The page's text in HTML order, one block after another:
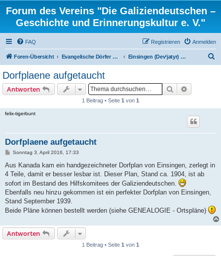
Forum des Vereins "Die Galiziendeutschen –
Geschichte und Erinnerungskultur e. V."
FAQ Anmelden
Registrieren
Foren-Übersicht Evangelische Dörfer und ortsbezogene Familienforschung Einsingen (Dev‘jatyr) Lubaczów / Polen
Dorfplaene aufgetaucht
Antworten Suche
1 Beitrag • Seite 1 von 1
felix-tigerbunt
Dorfplaene aufgetaucht
B
r
a
g
Sonntag 3. April 2016, 17:33
Aus Kanada kam ein handgezeichneter Dorfplan von Einsingen, zerlegt in
4 Teile, damit er besser lesbar ist. Dieser Plan, Stand ca. 1904, ist ab
sofort im Bestand des Hilfskomitees der Galiziendeutschen.
Ebenfalls neu hinzu gekommen ist ein perfekter Dorfplan von Einsingen,
Stand September 1939.
Beide Pläne können bestellt werden (siehe GENEALOGIE - Ortspläne)
Antworten
1 Beitrag • Seite 1 von 1